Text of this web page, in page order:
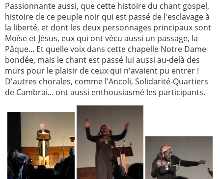
Passionnante aussi, que cette histoire du chant gospel,
histoire de ce peuple noir qui est passé de l'esclavage à
la liberté, et dont les deux personnages principaux sont
Moïse et Jésus, eux qui ont vécu aussi un passage, la
Pâque... Et quelle voix dans cette chapelle Notre Dame
bondée, mais le chant est passé lui aussi au-delà des
murs pour le plaisir de ceux qui n'avaient pu entrer !
D'autres chorales, comme l'Ancoli, Solidarité-Quartiers
de Cambrai... ont aussi enthousiasmé les participants.